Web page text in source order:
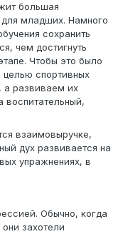
большая
для младших. Намного
сохранить
чем достигнуть
Чтобы это было
спортивных
а развиваем их
воспитательный,
взаимовыручке,
дух развивается на
упражнениях, в
Обычно, когда
захотели